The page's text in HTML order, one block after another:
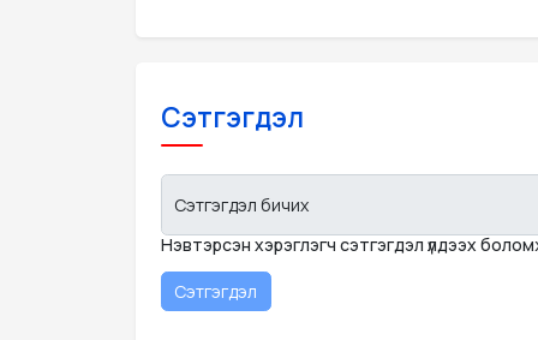
Сэтгэгдэл
Сэтгэгдэл бичих
Нэвтэрсэн хэрэглэгч сэтгэгдэл үлдээх